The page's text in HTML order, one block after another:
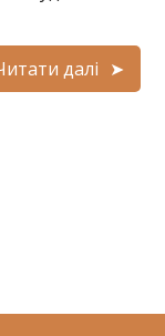
далі